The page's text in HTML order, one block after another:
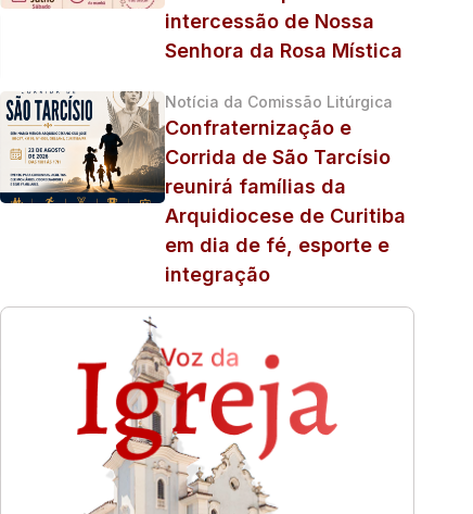
intercessão de Nossa
Senhora da Rosa Mística
Notícia da Comissão Litúrgica
Confraternização e
Corrida de São Tarcísio
reunirá famílias da
Arquidiocese de Curitiba
em dia de fé, esporte e
integração